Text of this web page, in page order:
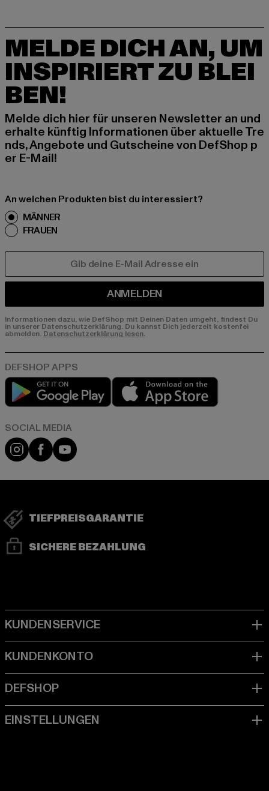
MELDE DICH AN, UM
INSPIRIERT ZU BLEI
BEN!
Melde dich hier für unseren Newsletter an und
erhalte künftig Informationen über aktuelle Tre
nds, Angebote und Gutscheine von DefShop p
er E-Mail!
An welchen Produkten bist du interessiert?
MÄNNER
FRAUEN
ANMELDEN
Informationen dazu, wie DefShop mit Deinen Daten umgeht, findest Du
in unserer Datenschutzerklärung. Du kannst Dich jederzeit kostenfei
abmelden. Datenschutzerklärung lesen.
Play market
Instagram
FacebookYouTube
TIEFPREISGARANTIE
SICHERE BEZAHLUNG